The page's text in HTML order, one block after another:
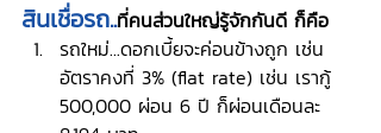
สินเชื่อรถ..ที่คนส่วนใหญ่รู้จักกันดี ก็คือ
รถใหม่...ดอกเบี้ยจะค่อนข้างถูก เช่น
อัตราคงที่ 3% (flat rate) เช่น เรากู้
500,000 ผ่อน 6 ปี ก็ผ่อนเดือนละ